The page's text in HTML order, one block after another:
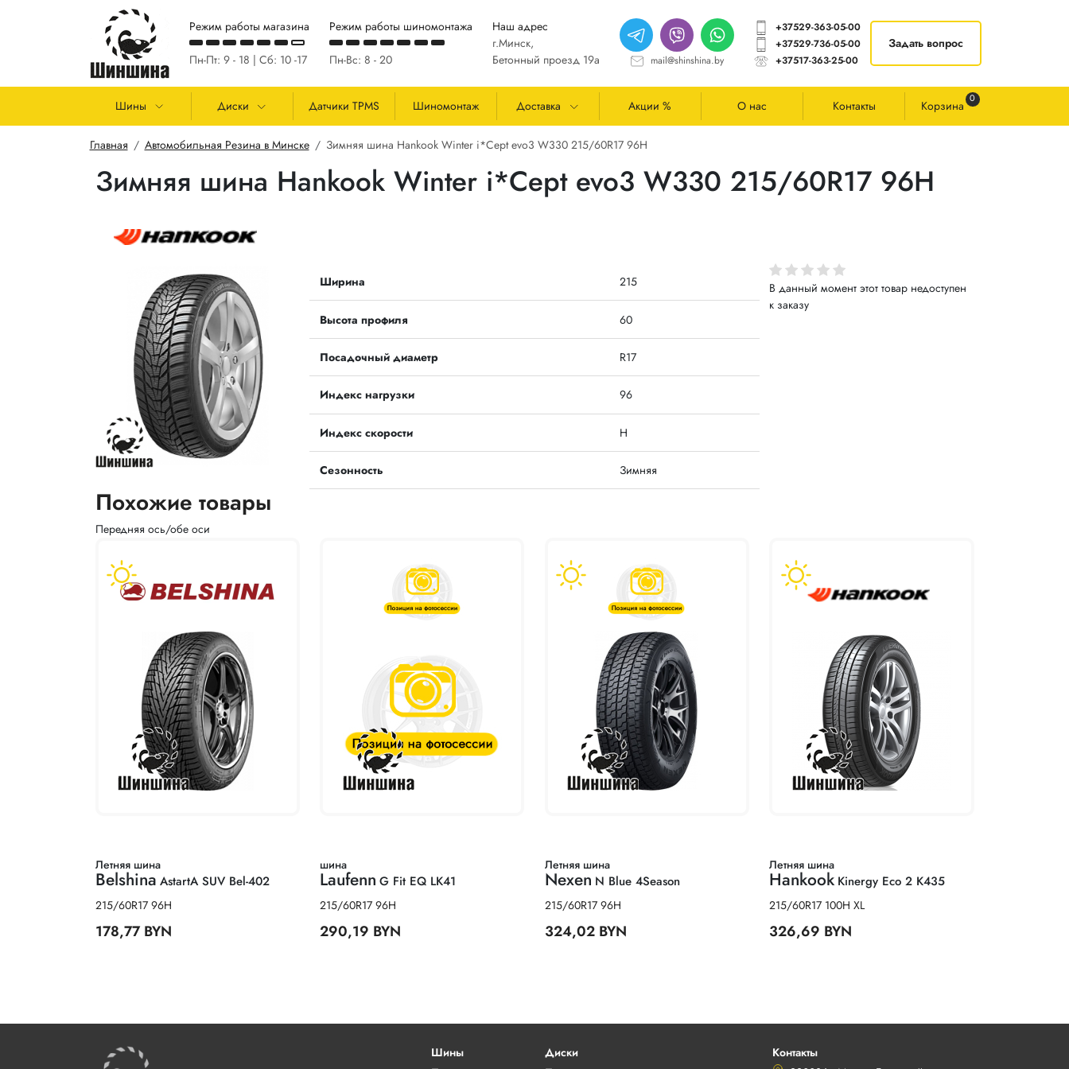
Перейти к основному содержанию
Режим работы магазина
Пн-Пт: 9 - 18 | Сб: 10 -17
Режим работы шиномонтажа
Пн-Вс: 8 - 20
Наш адрес
г.Минск,
Бетонный проезд 19а
mail@shinshina.by
+37529-363-05-00
+37529-736-05-00
+37517-363-25-00
Задать вопрос
Основная навигация
Шины Диски Датчики TPMS Шиномонтаж Доставка Акции % О нас Контакты Корзина 0
Строка навигации
Главная Автомобильная Резина в Минске Зимняя шина Hankook Winter i*Cept evo3 W330 215/60R17 96H
Зимняя шина Hankook Winter i*Cept evo3 W330 215/60R17 96H
Ширина 215
Высота профиля 60
Посадочный диаметр R17
Индекс нагрузки 96
Индекс скорости H
Сезонность Зимняя
В данный момент этот товар недоступен
к заказу
Похожие товары
Передняя ось/обе оси
Летняя шина
Belshina AstartA SUV Bel-402
215/60R17 96H
178,77 BYN
шина
Laufenn G Fit EQ LK41
215/60R17 96H
290,19 BYN
Летняя шина
Nexen N Blue 4Season
215/60R17 96H
324,02 BYN
Летняя шина
Hankook Kinergy Eco 2 K435
215/60R17 100H XL
326,69 BYN
Шины
Диски
Контакты